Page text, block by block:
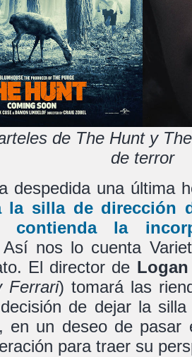
de The Hunt y
de terror
despedida una última
la silla de dirección
contienda la
nos lo cuenta
El director de Logan
Ferrari) tomará las
de dejar la
, en un deseo de
para traer su